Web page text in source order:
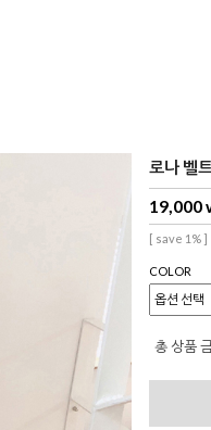
로나 벨
19,000
[ save 1% ]
COLOR
총 상품